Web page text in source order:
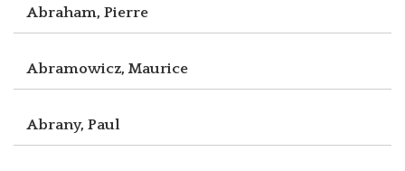
Abraham, Pierre
Abramowicz, Maurice
Abrany, Paul